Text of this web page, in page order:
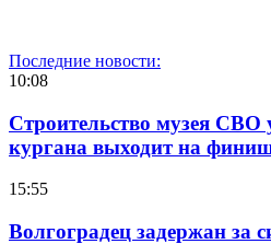
Последние новости:
10:08
Строительство музея
кургана выходит на
15:55
Волгоградец задержан за